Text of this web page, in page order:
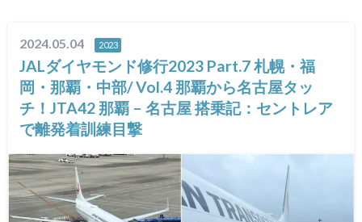
2024.05.04 2023
JALダイヤモンド修行2023 Part.7 札幌・福
岡・那覇・中部/ Vol.4 那覇から名古屋タッ
チ！JTA42 那覇 – 名古屋 搭乗記：セントレア
で離発着訓練目撃